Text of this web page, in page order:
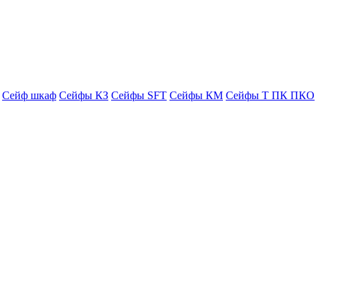
Сейф шкаф Сейфы КЗ Сейфы SFT Сейфы КМ Сейфы Т ПК ПКО